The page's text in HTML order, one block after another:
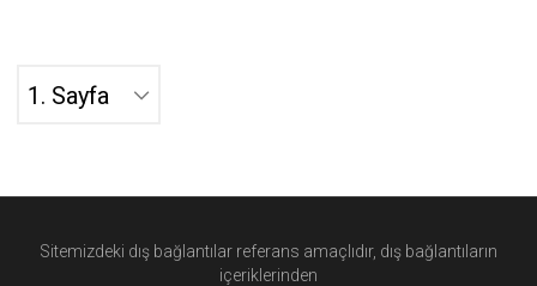
Sitemizdeki dış bağlantılar referans amaçlıdır, dış bağlantıların
içeriklerinden